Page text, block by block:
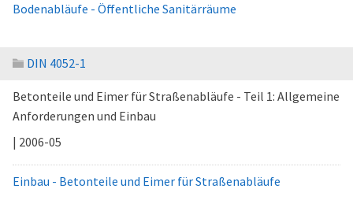
Bodenabläufe - Öffentliche Sanitärräume
DIN 4052-1
Betonteile und Eimer für Straßenabläufe - Teil 1: Allgemeine
Anforderungen und Einbau
| 2006-05
Einbau - Betonteile und Eimer für Straßenabläufe